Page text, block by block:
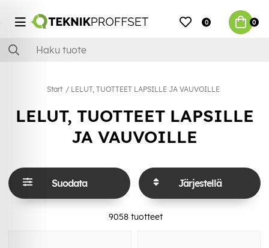
0 0
Start LELUT, TUOTTEET LAPSILLE JA VAUVOILLE
LELUT, TUOTTEET LAPSILLE
JA VAUVOILLE
Suodata Järjestellä
9058 tuotteet